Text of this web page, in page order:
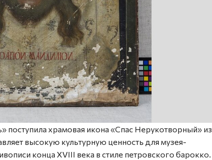
храмовая икона «Спас Нерукотворный» из
высокую культурную ценность для музея-
конца ХVIII века в стиле петровского барокко.